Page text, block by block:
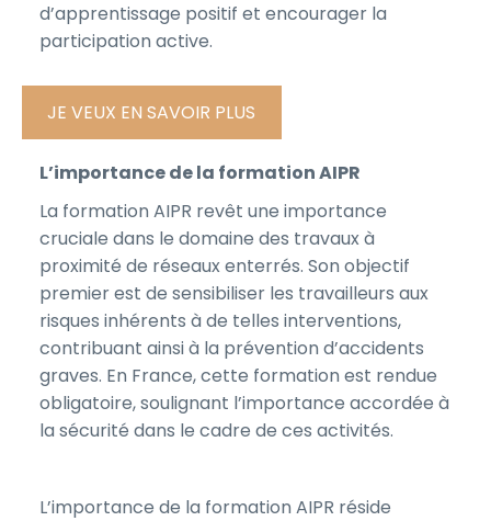
d’apprentissage positif et encourager la
participation active.
JE VEUX EN SAVOIR PLUS
L’importance de la formation AIPR
La formation AIPR revêt une importance
cruciale dans le domaine des travaux à
proximité de réseaux enterrés. Son objectif
premier est de sensibiliser les travailleurs aux
risques inhérents à de telles interventions,
contribuant ainsi à la prévention d’accidents
graves. En France, cette formation est rendue
obligatoire, soulignant l’importance accordée à
la sécurité dans le cadre de ces activités.
L’importance de la formation AIPR réside